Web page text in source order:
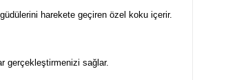
harekete geçiren özel koku içerir.
gerçekleştirmenizi sağlar.